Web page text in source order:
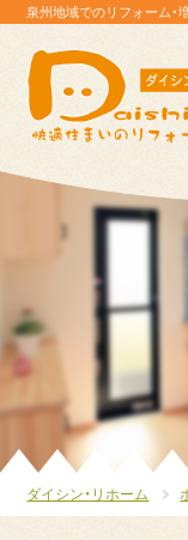
泉州地域でのリフォーム・
ダイシン・リホーム